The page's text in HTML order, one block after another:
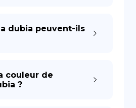
dubia peuvent-ils
couleur de
?